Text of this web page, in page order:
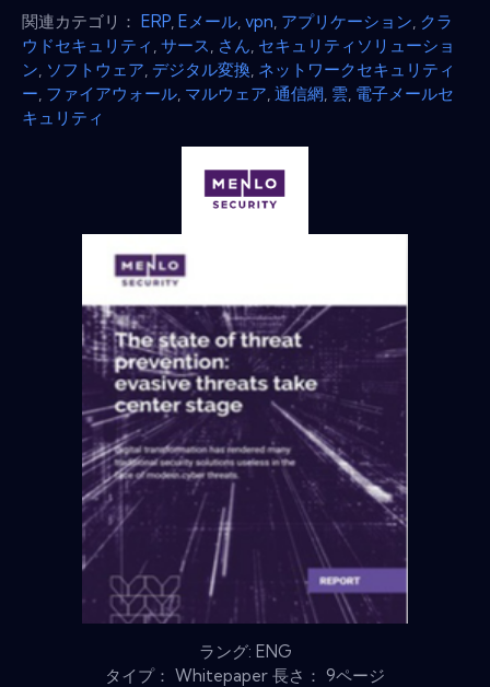
関連カテゴリ： ERP Eメール vpn アプリケーション クラ
ウドセキュリティ サース さん セキュリティソリューショ
ン ソフトウェア デジタル変換 ネットワークセキュリティ
ー ファイアウォール マルウェア 通信網 雲 電子メールセ
キュリティ
ラング: ENG
タイプ： Whitepaper 長さ： 9ページ